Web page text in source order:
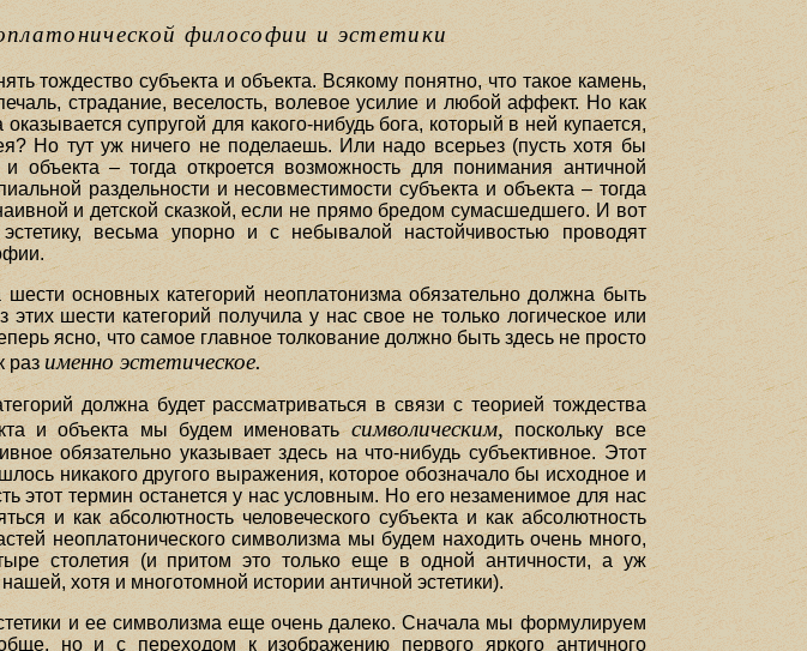
философии и эстетики
тождество субъекта и объекта. Всякому понятно, что такое камень,
страдание, веселость, волевое усилие и любой аффект. Но как
супругой для какого-нибудь бога, который в ней купается,
Но тут уж ничего не поделаешь. Или надо всерьез (пусть хотя бы
объекта – тогда откроется возможность для понимания античной
раздельности и несовместимости субъекта и объекта – тогда
и детской сказкой, если не прямо бредом сумасшедшего. И вот
весьма упорно и с небывалой настойчивостью проводят
основных категорий неоплатонизма обязательно должна быть
шести категорий получила у нас свое не только логическое или
ясно, что самое главное толкование должно быть здесь не просто
раз именно эстетическое.
должна будет рассматриваться в связи с теорией тождества
и объекта мы будем именоватьсимволическим, поскольку все
обязательно указывает здесь на что-нибудь субъективное. Этот
никакого другого выражения, которое обозначало бы исходное и
этот термин останется у нас условным. Но его незаменимое для нас
и как абсолютность человеческого субъекта и как абсолютность
неоплатонического символизма мы будем находить очень много,
столетия (и притом это только еще в одной античности, а уж
хотя и многотомной истории античной эстетики).
и ее символизма еще очень далеко. Сначала мы формулируем
но и с переходом к изображению первого яркого античного